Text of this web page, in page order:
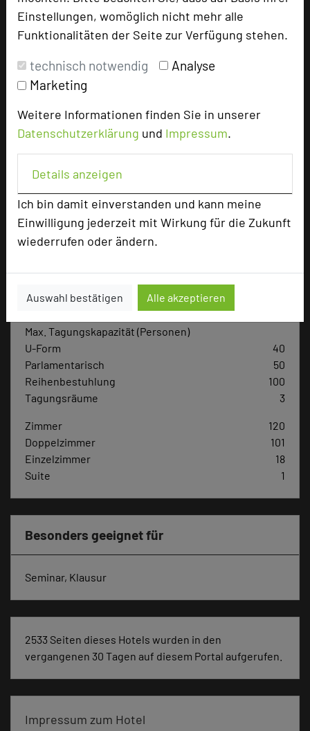
Einstellungen, womöglich nicht mehr alle
Funktionalitäten der Seite zur Verfügung stehen.
technisch notwendig
Analyse
Marketing
Weitere Informationen finden Sie in unserer
Datenschutzerklärung und Impressum.
Details anzeigen
Ich bin damit einverstanden und kann meine
Einwilligung jederzeit mit Wirkung für die Zukunft
wiederrufen oder ändern.
Auswahl bestätigen Alle akzeptieren
zur Tagungsanfrage hinzufügen add_circle
Bewertung
Tagungsplaner
Tagungsleiter
Tagungsteilnehmer
Hotel bewerten
Max. Tagungskapazität (Personen)
U-Form
40
Parlamentarisch
50
Reihenbestuhlung
100
Tagungsräume
3
Zimmer
120
Doppelzimmer
101
Einzelzimmer
18
Suite
1
Besonders geeignet für
Seminar, Klausur
2533 Seiten dieses Hotels wurden in den
vergangenen 30 Tagen auf diesem Portal aufgerufen.
Impressum zum Hotel